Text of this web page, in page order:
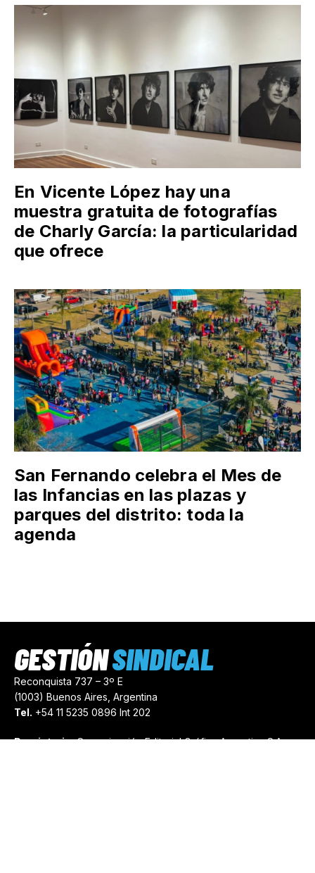
En Vicente López hay una
muestra gratuita de fotografías
de Charly García: la particularidad
que ofrece
San Fernando celebra el Mes de
las Infancias en las plazas y
parques del distrito: toda la
agenda
Reconquista 737 – 3º E
(1003) Buenos Aires, Argentina
Tel. +54 11 5235 0896 Int 202
Propietario:Comunicación Editorial Gráfica Argentina S.A.
GESTIÓNSINDICAL